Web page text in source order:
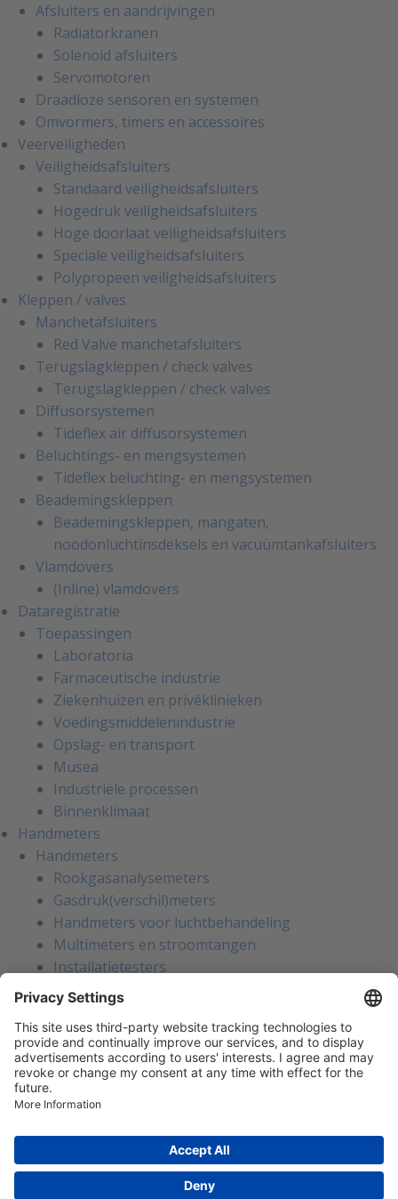
Afsluiters en aandrijvingen
Radiatorkranen
Solenoid afsluiters
Servomotoren
Draadloze sensoren en systemen
Omvormers, timers en accessoires
Veerveiligheden
Veiligheidsafsluiters
Standaard veiligheidsafsluiters
Hogedruk veiligheidsafsluiters
Hoge doorlaat veiligheidsafsluiters
Speciale veiligheidsafsluiters
Polypropeen veiligheidsafsluiters
Kleppen / valves
Manchetafsluiters
Red Valve manchetafsluiters
Terugslagkleppen / check valves
Terugslagkleppen / check valves
Diffusorsystemen
Tideflex air diffusorsystemen
Beluchtings- en mengsystemen
Tideflex beluchting- en mengsystemen
Beademingskleppen
Beademingskleppen, mangaten,
noodonluchtinsdeksels en vacuümtankafsluiters
Vlamdovers
(Inline) vlamdovers
Dataregistratie
Toepassingen
Laboratoria
Farmaceutische industrie
Ziekenhuizen en privéklinieken
Voedingsmiddelenindustrie
Opslag- en transport
Musea
Industriële processen
Binnenklimaat
Handmeters
Handmeters
Rookgasanalysemeters
Gasdruk(verschil)meters
Handmeters voor luchtbehandeling
Multimeters en stroomtangen
Installatietesters
Apparatentesters voor NEN-3140
Handmeters voor koeltechniek
Inregelinstrumenten voor water
Gaslekzoekers
Persoonlijke bescherming
Warmtebeeldcamera's